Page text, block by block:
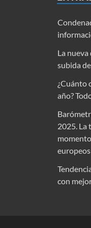
La nueva
subida
¿Cuánto
año?
2025. La
europeos
con